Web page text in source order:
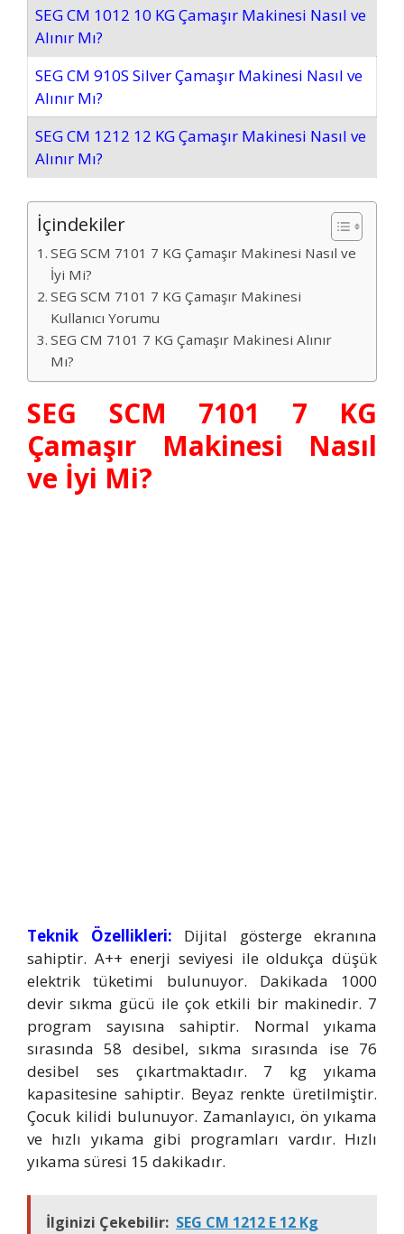
SEG CM 1012 10 KG Çamaşır Makinesi Nasıl ve
Alınır Mı?
SEG CM 910S Silver Çamaşır Makinesi Nasıl ve
Alınır Mı?
SEG CM 1212 12 KG Çamaşır Makinesi Nasıl ve
Alınır Mı?
İçindekiler
SEG SCM 7101 7 KG Çamaşır Makinesi Nasıl ve
İyi Mi?
SEG SCM 7101 7 KG Çamaşır Makinesi
Kullanıcı Yorumu
SEG CM 7101 7 KG Çamaşır Makinesi Alınır
Mı?
SEG SCM 7101 7 KG
Çamaşır Makinesi Nasıl
ve İyi Mi?
Teknik Özellikleri: Dijital gösterge ekranına
sahiptir. A++ enerji seviyesi ile oldukça düşük
elektrik tüketimi bulunuyor. Dakikada 1000
devir sıkma gücü ile çok etkili bir makinedir. 7
program sayısına sahiptir. Normal yıkama
sırasında 58 desibel, sıkma sırasında ise 76
desibel ses çıkartmaktadır. 7 kg yıkama
kapasitesine sahiptir. Beyaz renkte üretilmiştir.
Çocuk kilidi bulunuyor. Zamanlayıcı, ön yıkama
ve hızlı yıkama gibi programları vardır. Hızlı
yıkama süresi 15 dakikadır.
İlginizi Çekebilir: SEG CM 1212 E 12 Kg